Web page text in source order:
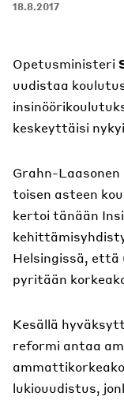
18.8.2017
Opetusministeri
uudistaa
keskeyttäisi
Grahn-
toisen asteen
kertoi tänään
Helsingissä,
pyritään
Kesällä
reformi antaa
lukiouudistus,